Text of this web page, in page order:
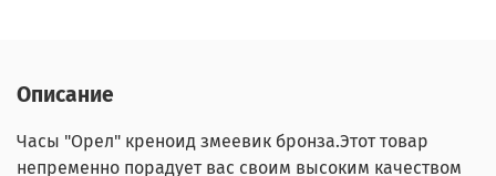
Описание
Часы "Орел" креноид змеевик бронза.Этот товар
непременно порадует вас своим высоким качеством